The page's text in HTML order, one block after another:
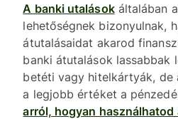
A banki utalásokáltalában
lehetőségnek bizonyulnak,
átutalásaidat akarod
banki átutalások lassabbak
betéti vagy hitelkártyák, de
a legjobb értéket a
arról, hogyan